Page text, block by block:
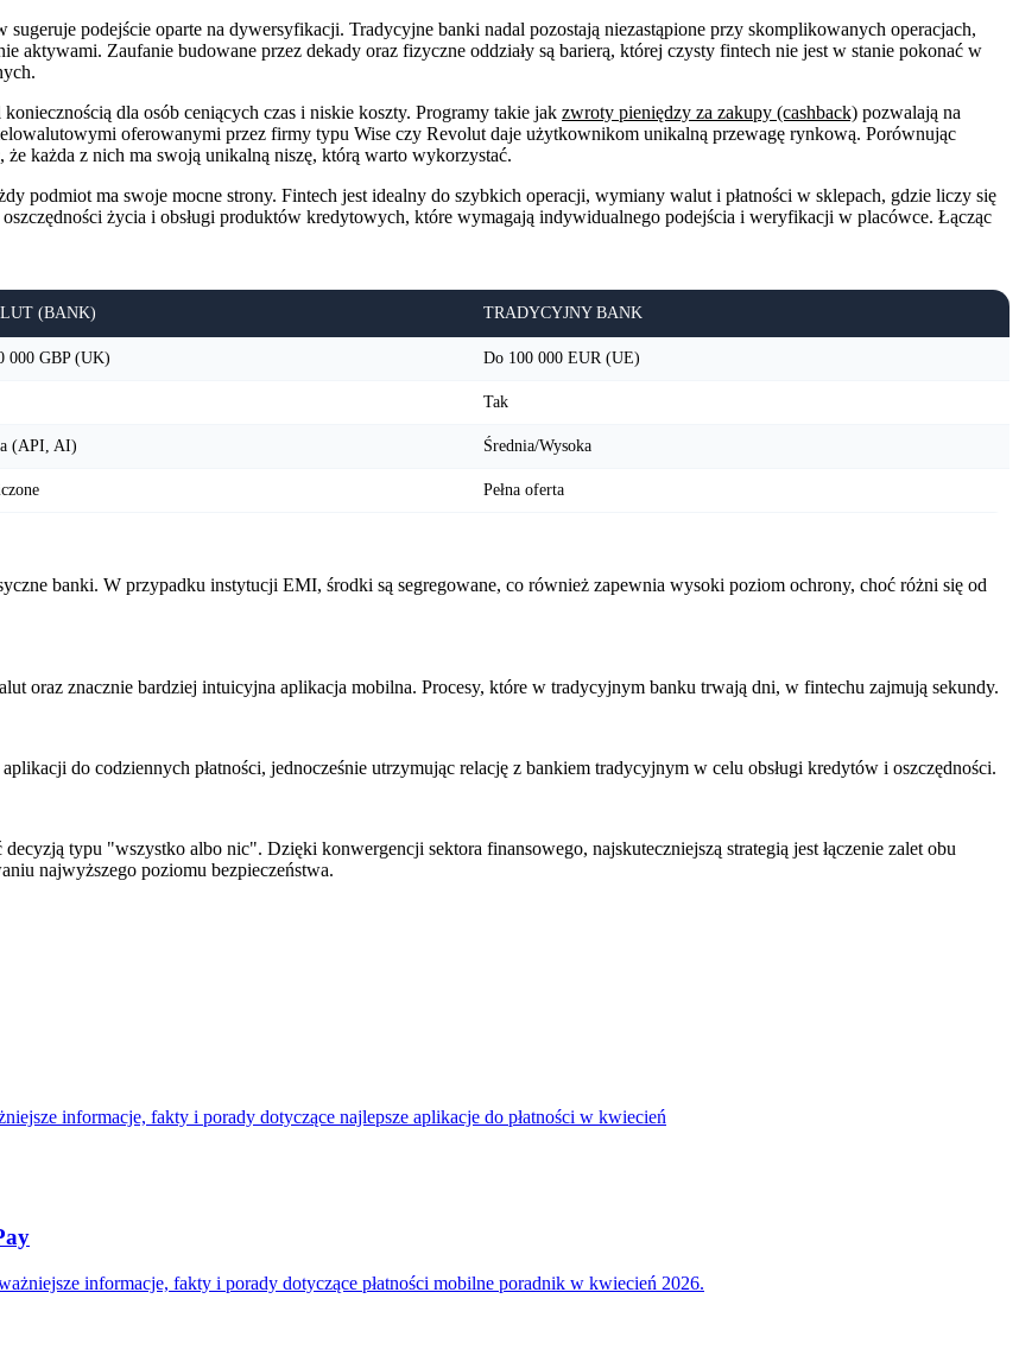
podejście oparte na dywersyfikacji. Tradycyjne banki nadal pozostają niezastąpione przy skomplikowanych operacjach,
aktywami. Zaufanie budowane przez dekady oraz fizyczne oddziały są barierą, której czysty fintech nie jest w stanie pokonać w
dla osób ceniących czas i niskie koszty. Programy takie jak zwroty pieniędzy za zakupy (cashback) pozwalają na
oferowanymi przez firmy typu Wise czy Revolut daje użytkownikom unikalną przewagę rynkową. Porównując
że każda z nich ma swoją unikalną niszę, którą warto wykorzystać.
podmiot ma swoje mocne strony. Fintech jest idealny do szybkich operacji, wymiany walut i płatności w sklepach, gdzie liczy się
życia i obsługi produktów kredytowych, które wymagają indywidualnego podejścia i weryfikacji w placówce. Łącząc
(BANK) TRADYCYJNY BANK
000 GBP (UK) Do 100 000 EUR (UE)
Tak
(API, AI) Średnia/Wysoka
Pełna oferta
banki. W przypadku instytucji EMI, środki są segregowane, co również zapewnia wysoki poziom ochrony, choć różni się od
oraz znacznie bardziej intuicyjna aplikacja mobilna. Procesy, które w tradycyjnym banku trwają dni, w fintechu zajmują sekundy.
do codziennych płatności, jednocześnie utrzymując relację z bankiem tradycyjnym w celu obsługi kredytów i oszczędności.
typu "wszystko albo nic". Dzięki konwergencji sektora finansowego, najskuteczniejszą strategią jest łączenie zalet obu
najwyższego poziomu bezpieczeństwa.
informacje, fakty i porady dotyczące najlepsze aplikacje do płatności w kwiecień
informacje, fakty i porady dotyczące płatności mobilne poradnik w kwiecień 2026.